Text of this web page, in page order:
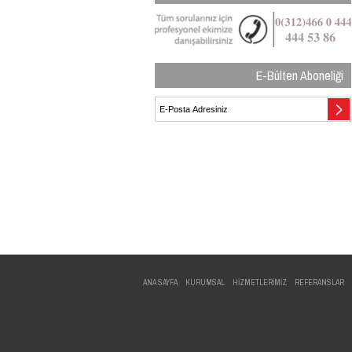
E-Bülten Aboneliği
ANA SAYFA KURUMSAL HİZMETLERİMİZ REFERANSLAR